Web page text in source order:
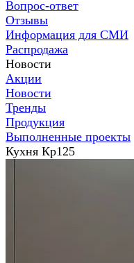
Вопрос-ответ
Отзывы
Информация для СМИ
Распродажа
Новости
Акции
Новости
Тренды
Продукция
Выполненные проекты
Кухня Кр125